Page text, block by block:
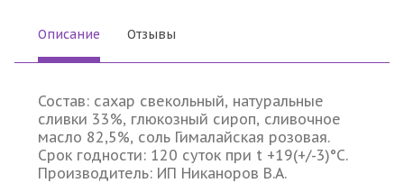
Описание Отзывы
Состав: сахар свекольный, натуральные
сливки 33%, глюкозный сироп, сливочное
масло 82,5%, соль Гималайская розовая.
Срок годности: 120 суток при t +19(+/-3)°С.
Производитель: ИП Никаноров В.А.